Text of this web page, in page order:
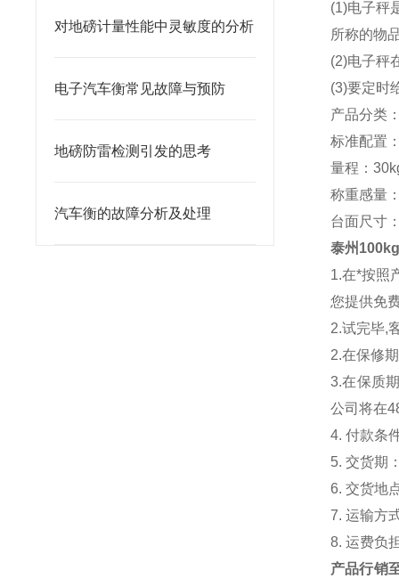
对地磅计量性能中灵敏度的分析
电子汽车衡常见故障与预防
地磅防雷检测引发的思考
汽车衡的故障分析及处理
(1)电子秤
所称的物
(2)电子秤
(3)要定时
产品分类
标准配置
量程：
称重感量
台面尺寸
泰州
1.在*按照
您提供免
2.试完毕,
2.在保修
3.在保质
公司将在
4. 付款条
5. 交货期
6. 交货地
7. 运输方
8. 运费负
产品行销